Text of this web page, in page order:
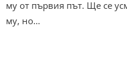
му от първия път. Ще се
му, но…